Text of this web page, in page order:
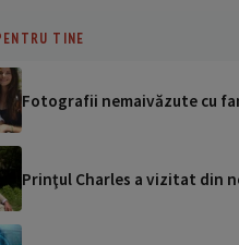
TINE
Fotografii nemaivăzute cu
Prinţul Charles a vizitat din